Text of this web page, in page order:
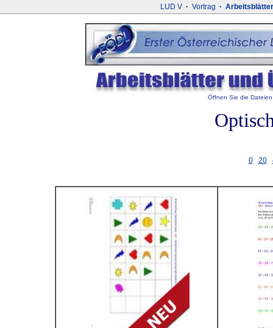
LUD V · Vortrag · Arbeitsblätter
Öffnen Sie die
0 20